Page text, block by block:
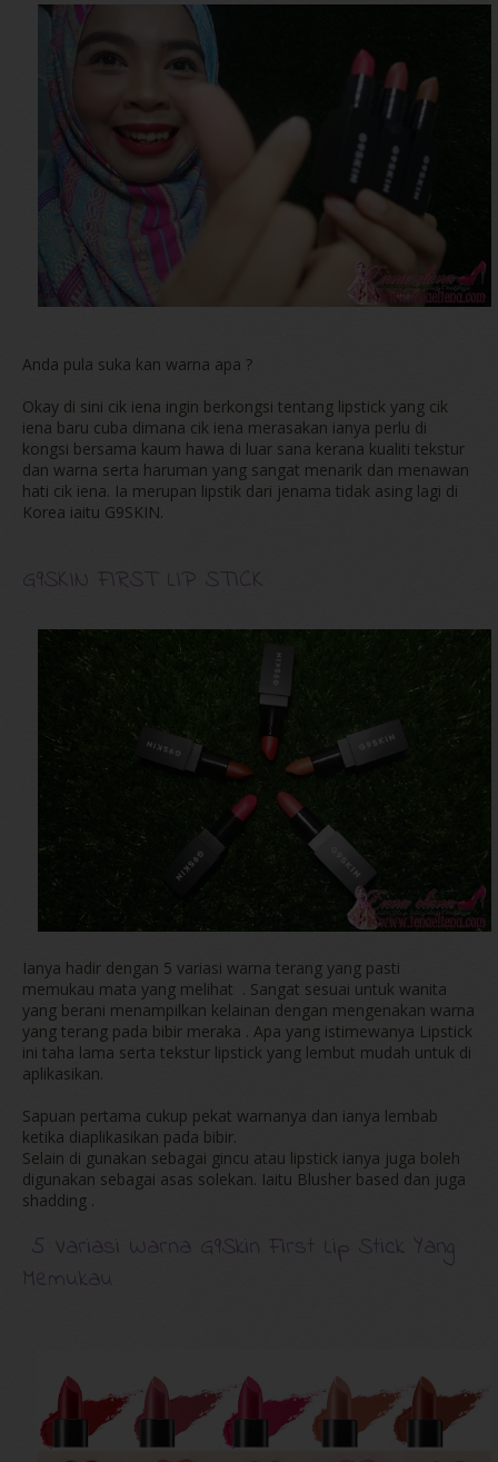
Anda pula suka kan warna apa ?
Okay di sini cik iena ingin berkongsi tentang lipstick yang cik
iena baru cuba dimana cik iena merasakan ianya perlu di
kongsi bersama kaum hawa di luar sana kerana kualiti tekstur
dan warna serta haruman yang sangat menarik dan menawan
hati cik iena. Ia merupan lipstik dari jenama tidak asing lagi di
Korea iaitu G9SKIN.
G9SKIN FIRST LIP STICK
Ianya hadir dengan 5 variasi warna terang yang pasti
memukau mata yang melihat . Sangat sesuai untuk wanita
yang berani menampilkan kelainan dengan mengenakan warna
yang terang pada bibir meraka . Apa yang istimewanya Lipstick
ini taha lama serta tekstur lipstick yang lembut mudah untuk di
aplikasikan.
Sapuan pertama cukup pekat warnanya dan ianya lembab
ketika diaplikasikan pada bibir.
Selain di gunakan sebagai gincu atau lipstick ianya juga boleh
digunakan sebagai asas solekan. Iaitu Blusher based dan juga
shadding .
5 Variasi Warna G9Skin First Lip Stick Yang
Memukau